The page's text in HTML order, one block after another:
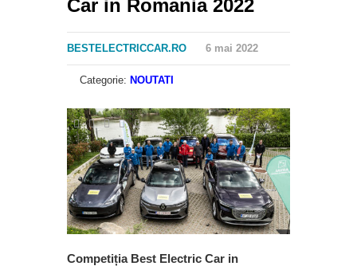
Car in Romania 2022
BESTELECTRICCAR.RO 6 mai 2022
Categorie: NOUTATI
Competiția Best Electric Car in